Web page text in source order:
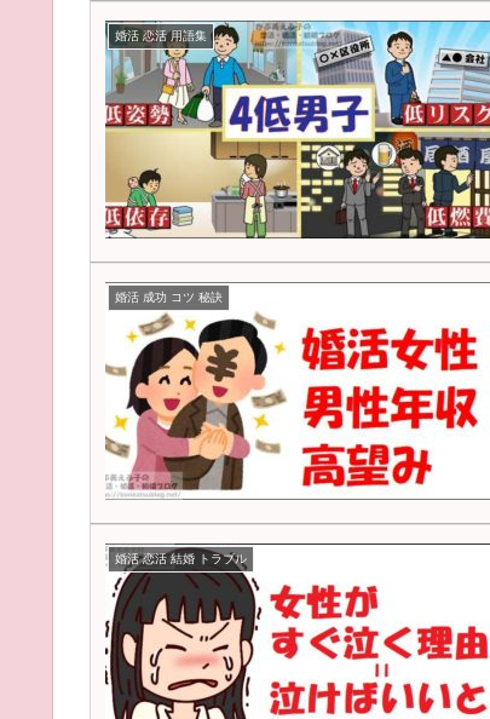
婚活 恋活 用語集
婚活 成功 コツ 秘訣
婚活 恋活 結婚 トラブル